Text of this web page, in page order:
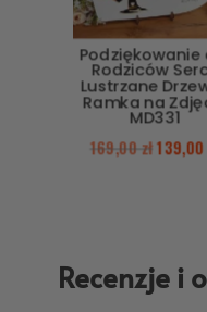
Podziękowanie
Rodziców
Lustrzane
Ramka na
MD331
169,00 zł139,00
Recenzje i